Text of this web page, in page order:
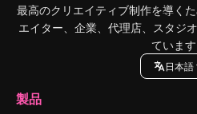
最高のクリエイティブ制作を導く
エイター、企業、代理店、スタジ
ています
日本語
製品